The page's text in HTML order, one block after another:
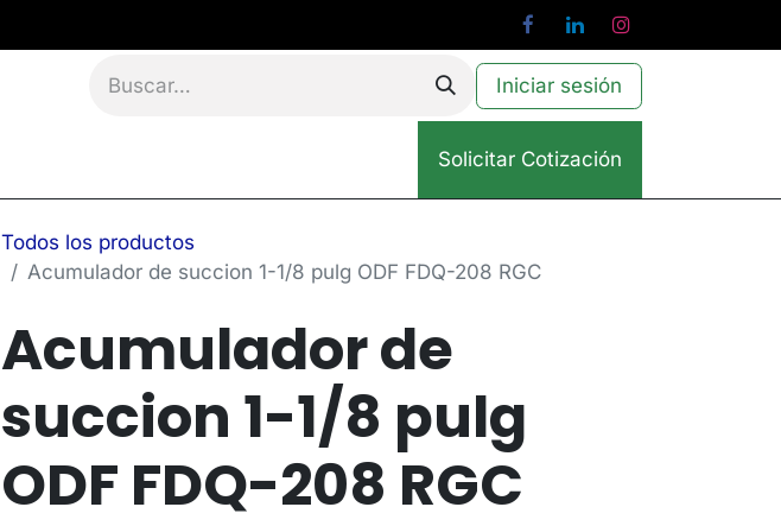
Iniciar sesión
Solicitar Cotización
Todos los productos
Acumulador de succion 1-1/8 pulg ODF FDQ-208 RGC
Acumulador de
succion 1-1/8 pulg
ODF FDQ-208 RGC